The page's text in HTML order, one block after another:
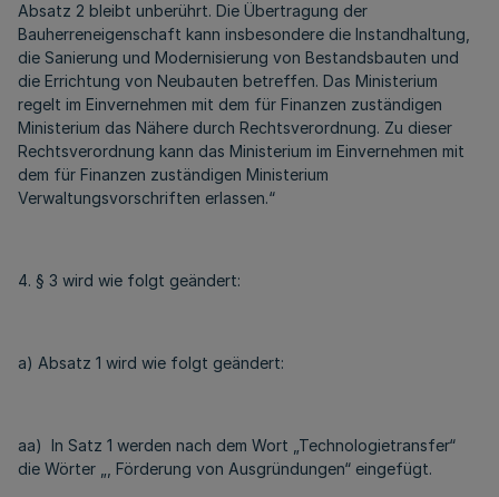
Absatz 2 bleibt unberührt. Die Übertragung der
Bauherreneigenschaft kann insbesondere die Instandhaltung,
die Sanierung und Modernisierung von Bestandsbauten und
die Errichtung von Neubauten betreffen. Das Ministerium
regelt im Einvernehmen mit dem für Finanzen zuständigen
Ministerium das Nähere durch Rechtsverordnung. Zu dieser
Rechtsverordnung kann das Ministerium im Einvernehmen mit
dem für Finanzen zuständigen Ministerium
Verwaltungsvorschriften erlassen.“
4. § 3 wird wie folgt geändert:
a) Absatz 1 wird wie folgt geändert:
aa) In Satz 1 werden nach dem Wort „Technologietransfer“
die Wörter „, Förderung von Ausgründungen“ eingefügt.